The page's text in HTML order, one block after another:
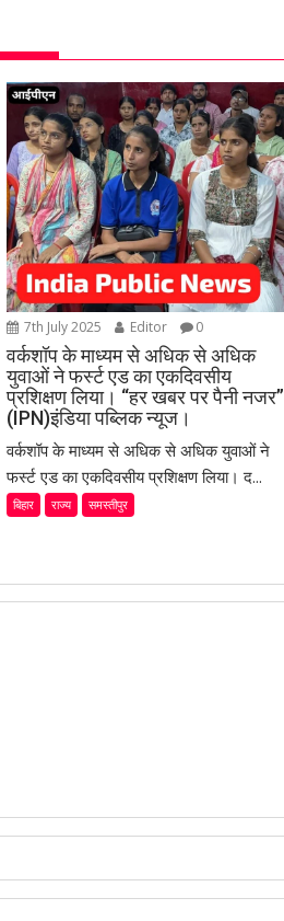
7th July 2025 Editor 0
वर्कशॉप के माध्यम से अधिक से अधिक
युवाओं ने फर्स्ट एड का एकदिवसीय
प्रशिक्षण लिया। “हर खबर पर पैनी नजर”
(IPN)इंडिया पब्लिक न्यूज।
वर्कशॉप के माध्यम से अधिक से अधिक युवाओं ने
फर्स्ट एड का एकदिवसीय प्रशिक्षण लिया। द...
बिहार राज्य समस्तीपुर